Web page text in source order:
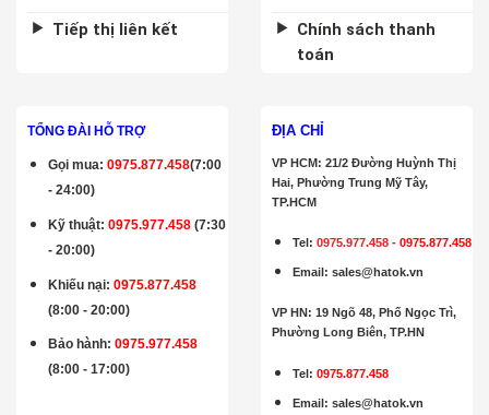
Tiếp thị liên kết
Chính sách thanh
toán
TỔNG ĐÀI HỖ TRỢ
Gọi mua:0975.877.458(7:00
- 24:00)
Kỹ thuật:0975.977.458 (7:30
- 20:00)
Khiếu nại: 0975.877.458
(8:00 - 20:00)
Bảo hành:0975.977.458
(8:00 - 17:00)
ĐỊA CHỈ
VP HCM: 21/2 Đường Huỳnh Thị
Hai, Phường Trung Mỹ Tây,
TP.HCM
Tel:0975.977.458 -0975.877.458
Email:sales@hatok.vn
VP HN: 19 Ngõ 48, Phố Ngọc Trì,
Phường Long Biên, TP.HN
Tel: 0975.877.458
Email:sales@hatok.vn